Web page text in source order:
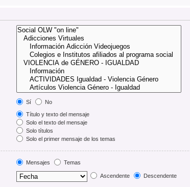
Sí
No
Título y texto del mensaje
Solo el texto del mensaje
Solo títulos
Solo el primer mensaje de los temas
Mensajes
Temas
Ascendente Descendente